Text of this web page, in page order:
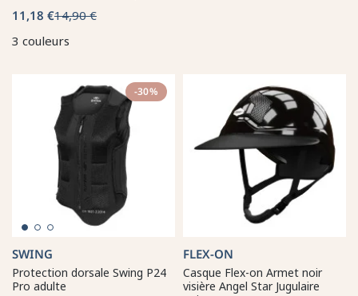
11,18 €14,90 €
3 couleurs
-30%
SWING
Protection dorsale Swing P24
Pro adulte
FLEX-ON
Casque Flex-on Armet noir
visière Angel Star Jugulaire